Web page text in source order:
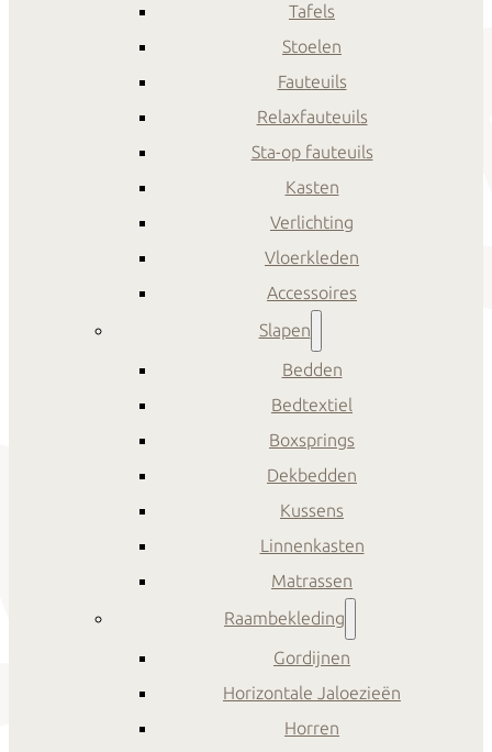
Tafels
Stoelen
Fauteuils
Relaxfauteuils
Sta-op fauteuils
Kasten
Verlichting
Vloerkleden
Accessoires
Slapen
Bedden
Bedtextiel
Boxsprings
Dekbedden
Kussens
Linnenkasten
Matrassen
Raambekleding
Gordijnen
Horizontale Jaloezieën
Horren